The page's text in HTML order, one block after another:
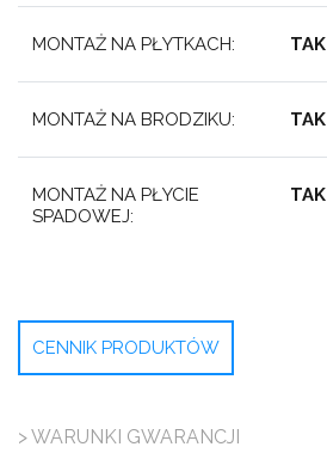
MONTAŻ NA PŁYTKACH: TAK
MONTAŻ NA BRODZIKU: TAK
MONTAŻ NA PŁYCIE
SPADOWEJ:
TAK
CENNIK PRODUKTÓW
> WARUNKI GWARANCJI